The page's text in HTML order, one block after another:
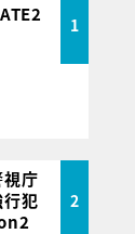
1
庁
行犯
2